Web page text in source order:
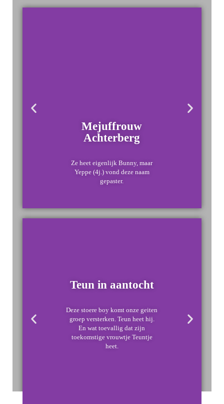
Mejuffrouw
Achterberg
Ze heet eigenlijk Bunny, maar
Yeppe (4j.) vond deze naam
gepaster.
Teun in aantocht
Deze stoere boy komt onze geiten
groep versterken. Teun heet hij.
En wat toevallig dat zijn
toekomstige vrouwtje Teuntje
heet.